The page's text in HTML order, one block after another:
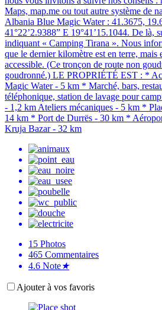
Maps, map.me ou tout autre système de
Albania Blue Magic Water : 41.3675,
41°22’2.9388” E 19°41’15.1044. De là,
indiquant « Camping Tirana ». Nous
que le dernier kilomètre est en terre, mais
accessible. (Ce tronçon de route non
goudronné.) LE PROPRIÉTÉ EST : *
Magic Water - 5 km * Marché, bars,
téléphonique, station de lavage pour
- 1,2 km Ateliers mécaniques - 5 km *
14 km * Port de Durrës - 30 km *
Kruja Bazar - 32 km
15 Photos
465 Commentaires
4.6 Note★
Ajouter à vos favoris